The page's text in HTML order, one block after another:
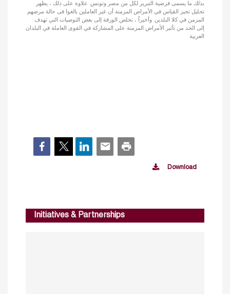
بذلك ما يسمى فرضية التبرير لكل من مصر وتونس. علاوة على ذلك ، يظهر
تحليل تحيز القياس في الأمراض المزمنة أن غير العاملين بالغوا فى حالة مرضهم
المزمن في كلا البلدين. وأخيراً ، تخلص الورقة إلى بعض التوصيات التي تهدف
إلى الحد من تأثير الأمراض المزمنة على المشاركة في القوى العاملة في البلدان
العربية
Download
Initiatives & Partnerships